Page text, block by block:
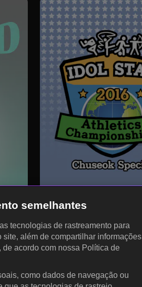
semelhantes
tecnologias de rastreamento para
além de compartilhar informações
acordo com nossa Política de
como dados de navegação ou